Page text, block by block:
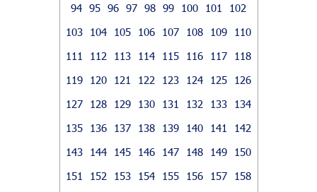
94 95 96 97 98 99 100 101
102
103
104 105 106 107 108 109
110
111
112 113 114 115 116 117
118
119
120 121 122 123 124 125
126
127
128 129 130 131 132 133
134
135
136 137 138 139 140 141
142
143
144 145 146 147 148 149
150
151
152 153 154 155 156 157
158